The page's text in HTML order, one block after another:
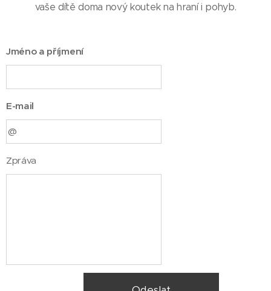
vaše dítě doma nový koutek na hraní i pohyb.
Jméno a příjmení
E-mail
Zpráva